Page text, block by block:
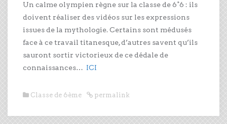
Un calme olympien règne sur la classe de 6°6 : ils
doivent réaliser des vidéos sur les expressions
issues de la mythologie. Certains sont médusés
face à ce travail titanesque, d’autres savent qu’ils
sauront sortir victorieux de ce dédale de
connaissances… ICI
Classe de 6ème permalink